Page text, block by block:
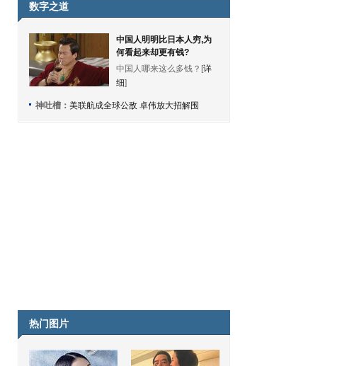
数字之道
中国人明明比日本人穷,为
何看起来却更有钱?
中国人哪来这么多钱？[详
细]
神吐槽： 美联航成全球公敌 卓伟放大招解围
热门图片